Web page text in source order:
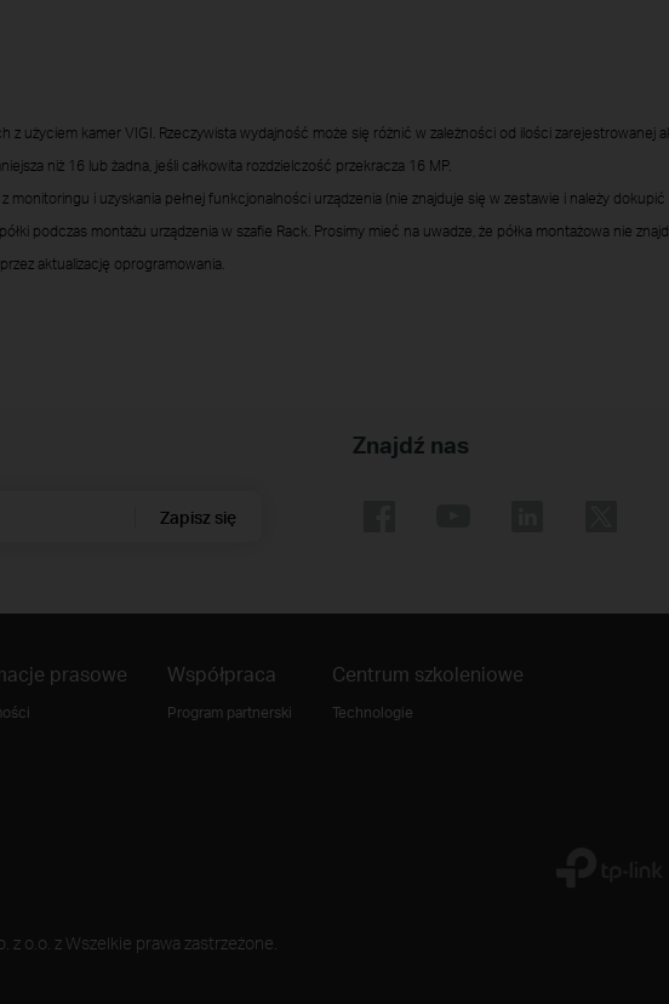
użyciem kamer VIGI. Rzeczywista wydajność może się różnić w zależności od ilości zarejestrowanej
niż 16 lub żadna, jeśli całkowita rozdzielczość przekracza 16 MP.
monitoringu i uzyskania pełnej funkcjonalności urządzenia (nie znajduje się w zestawie i należy dokupić
podczas montażu urządzenia w szafie Rack. Prosimy mieć na uwadze, że półka montażowa nie
aktualizację oprogramowania.
Zapisz się
Znajdź nas
prasowe Współpraca
Program partnerski
Centrum szkoleniowe
Technologie
o.o. z Wszelkie prawa zastrzeżone.